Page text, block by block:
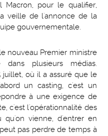
Macron, pour le qualifier,
veille de l'annonce de la
gouvernementale.
nouveau Premier ministre
dans plusieurs médias.
où il a assuré que le
un casting, c'est un
à une exigence de
c'est l'opérationnalité des
qu'on vienne, d'entrer en
pas perdre de temps à